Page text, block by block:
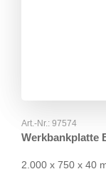
Art.-Nr.: 97574
Werkbankplatte
2.000 x 750 x 40